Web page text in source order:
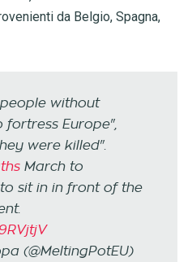
da Belgio, Spagna,
without
fortress Europe",
were killed".
March to
sit in in front of the
(@MeltingPotEU)